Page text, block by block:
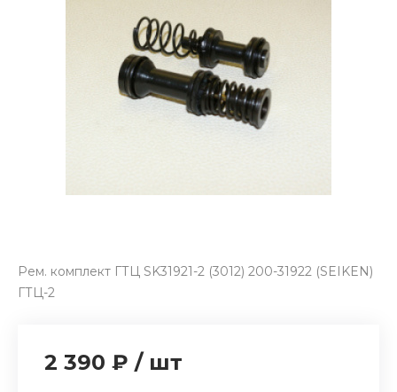
Рем. комплект ГТЦ SK31921-2 (3012) 200-31922 (SEIKEN)
ГТЦ-2
2 390 ₽ / шт